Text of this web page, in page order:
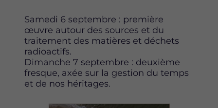
Samedi 6 septembre : première
œuvre autour des sources et du
traitement des matières et déchets
radioactifs.
Dimanche 7 septembre : deuxième
fresque, axée sur la gestion du temps
et de nos héritages.